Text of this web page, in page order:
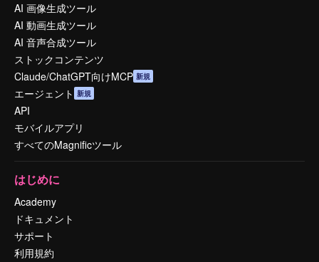
AI 画像生成ツール
AI 動画生成ツール
AI 音声合成ツール
ストックコンテンツ
Claude/ChatGPT向けMCP 新規
エージェント 新規
API
モバイルアプリ
すべてのMagnificツール
はじめに
Academy
ドキュメント
サポート
利用規約